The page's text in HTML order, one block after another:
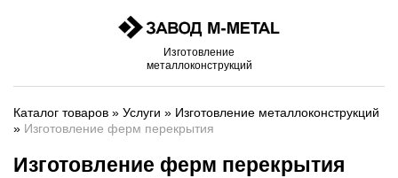
Изготовление
металлоконструкций
Каталог товаров » Услуги » Изготовление металлоконструкций
» Изготовление ферм перекрытия
Изготовление ферм перекрытия